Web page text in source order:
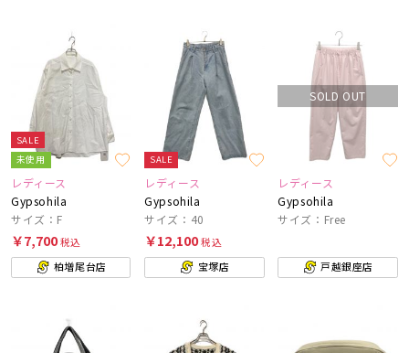
SALE
未使用
レディース
Gypsohila
サイズ：F
￥7,700税込
柏増尾台店
SALE
レディース
Gypsohila
サイズ：40
￥12,100税込
宝塚店
SOLD OUT
レディース
Gypsohila
サイズ：Free
戸越銀座店